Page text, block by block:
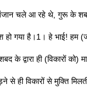
चले आ रहे थे, गुरू के
हो गया है।1। हे भाई! हम
के द्वारा ही (विकारों
से ही विकारों से मुक्ति